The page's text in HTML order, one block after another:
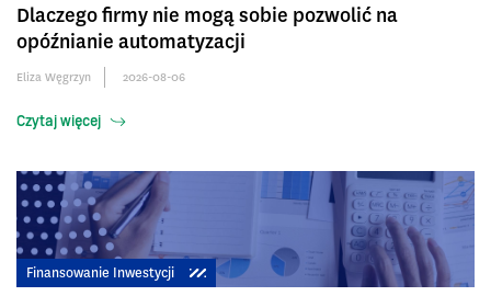
Dlaczego firmy nie mogą sobie pozwolić na
opóźnianie automatyzacji
Eliza Węgrzyn 2026-08-06
Czytaj więcej
Finansowanie Inwestycji